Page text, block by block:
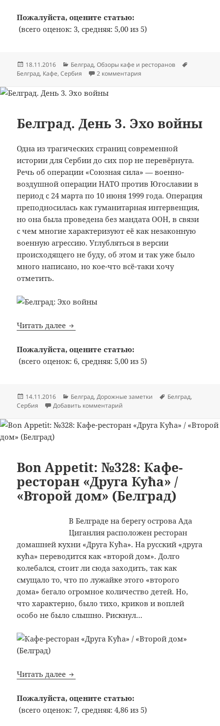
Пожалуйста, оцените статью:
(всего оценок: 3, средняя: 5,00 из 5)
Опубликовано
18.11.2016 Рубрики
Белград,Обзоры кафе и ресторанов
Белград, Кафе,Сербия 2 комментария
Белград. День 3. Эхо войны
Одна из трагических страниц современной
истории для Сербии до сих пор не перевёрнута.
Речь об операции «Союзная сила» — военно-
воздушной операции НАТО против Югославии в
период с 24 марта по 10 июня 1999 года. Операция
преподносилась как гуманитарная интервенция,
но она была проведена без мандата ООН, в связи
с чем многие характеризуют её как незаконную
военную агрессию. Углубляться в версии
происходящего не буду, об этом и так уже было
много написано, но кое-что всё-таки хочу
отметить.
Читать далее Белград. День 3. Эхо войны
Пожалуйста, оцените статью:
(всего оценок: 6, средняя: 5,00 из 5)
Опубликовано
14.11.2016 Рубрики
Белград,Дорожные заметки Метки
Белград,
Сербия
Добавить комментарий
Bon Appetit: №328: Кафе-
ресторан «Друга Кућа» /
«Второй дом» (Белград)
В Белграде на берегу острова Ада
Циганлия расположен ресторан
домашней кухни «Друга Кућа». На русский «друга
кућа» переводится как «второй дом». Долго
колебался, стоит ли сюда заходить, так как
смущало то, что по лужайке этого «второго
дома» бегало огромное количество детей. Но,
что характерно, было тихо, криков и воплей
особо не было слышно. Рискнул…
Читать далее Bon Appetit: №328: Кафе-ресторан
Пожалуйста, оцените статью:
(всего оценок: 7, средняя: 4,86 из 5)